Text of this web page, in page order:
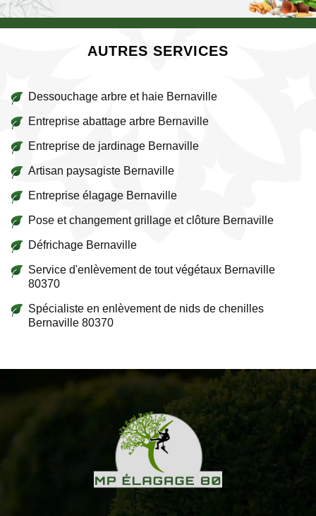
AUTRES SERVICES
Dessouchage arbre et haie Bernaville
Entreprise abattage arbre Bernaville
Entreprise de jardinage Bernaville
Artisan paysagiste Bernaville
Entreprise élagage Bernaville
Pose et changement grillage et clôture Bernaville
Défrichage Bernaville
Service d'enlèvement de tout végétaux Bernaville
80370
Spécialiste en enlèvement de nids de chenilles
Bernaville 80370